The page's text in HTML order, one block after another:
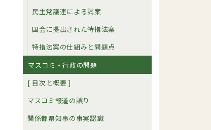
民主党議連による試案
国会に提出された特措法案
特措法案の仕組みと問題点
マスコミ・行政の問題
[ 目次と概要 ]
マスコミ報道の誤り
関係都県知事の事実認識